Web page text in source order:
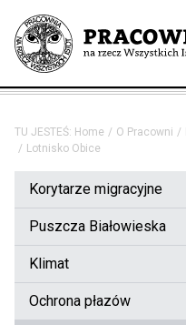
TU JESTEŚ: Home O Pracowni
Lotnisko Obice
Korytarze migracyjne
Puszcza Białowieska
Klimat
Ochrona płazów